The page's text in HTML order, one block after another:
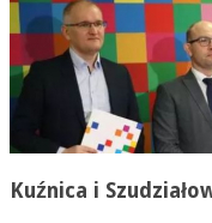
Kuźnica i